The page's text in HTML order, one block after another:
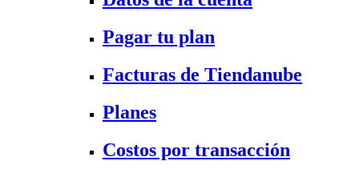
Pagar tu plan
Facturas de Tiendanube
Planes
Costos por transacción